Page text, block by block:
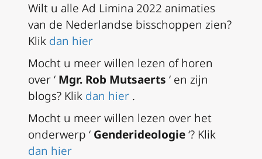
Wilt u alle Ad Limina 2022 animaties
van de Nederlandse bisschoppen zien?
Klik dan hier
Mocht u meer willen lezen of horen
over ‘ Mgr. Rob Mutsaerts ‘ en zijn
blogs? Klik dan hier .
Mocht u meer willen lezen over het
onderwerp ‘ Genderideologie‘? Klik
dan hier